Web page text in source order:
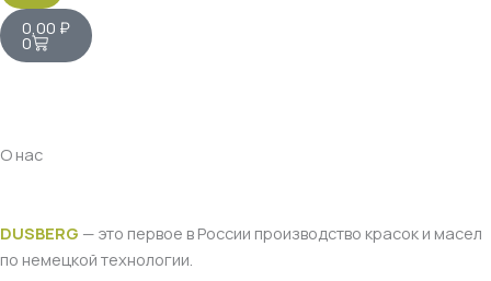
0,00 ₽
0
Корзина
О нас
DUSBERG — это первое в России производство красок и масел
по немецкой технологии.